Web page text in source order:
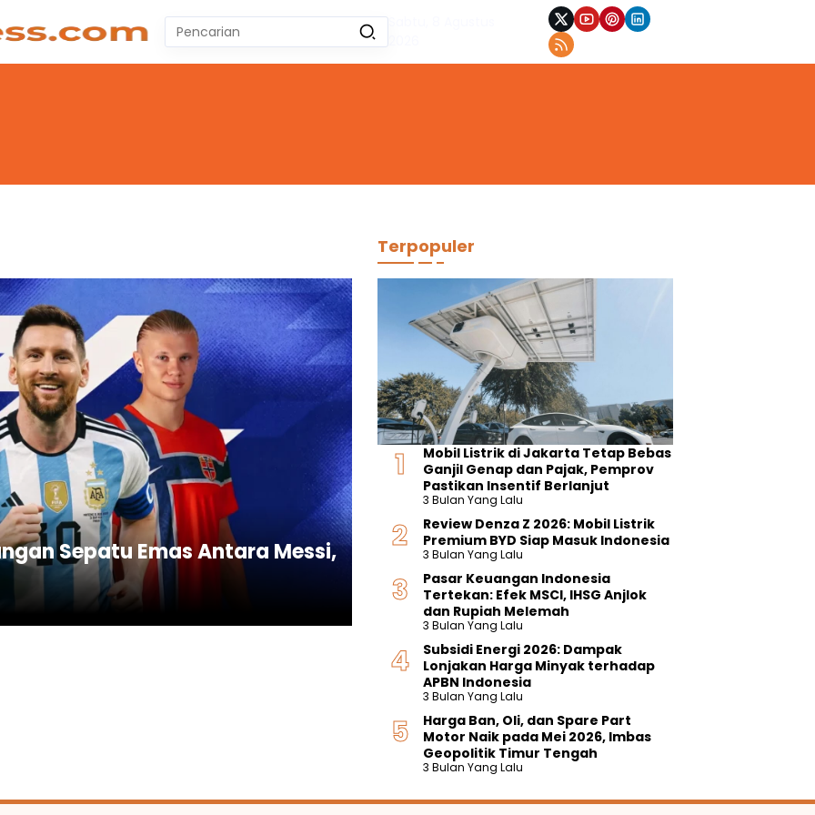
Pencarian
untuk:
Sabtu, 8 Agustus
Sepatu Emas Antara Messi,
Terpopuler
Mobil Listrik di Jakarta Tetap Bebas
Ganjil Genap dan Pajak, Pemprov
Pastikan Insentif Berlanjut
3 Bulan Yang Lalu
Review Denza Z 2026: Mobil Listrik
Premium BYD Siap Masuk Indonesia
3 Bulan Yang Lalu
Pasar Keuangan Indonesia
Tertekan: Efek MSCI, IHSG Anjlok
dan Rupiah Melemah
3 Bulan Yang Lalu
Subsidi Energi 2026: Dampak
Lonjakan Harga Minyak terhadap
APBN Indonesia
3 Bulan Yang Lalu
Harga Ban, Oli, dan Spare Part
Motor Naik pada Mei 2026, Imbas
Geopolitik Timur Tengah
3 Bulan Yang Lalu